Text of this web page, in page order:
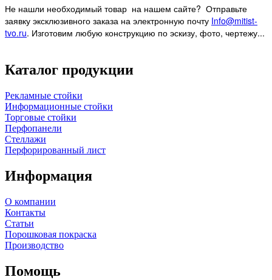
Не нашли необходимый товар на нашем сайте? Отправьте
заявку эксклюзивного заказа на электронную почту Info@mitist-
tvo.ru. Изготовим любую конструкцию по эскизу, фото, чертежу...
Каталог продукции
Рекламные стойки
Информационные стойки
Торговые стойки
Перфопанели
Стеллажи
Перфорированный лист
Информация
О компании
Контакты
Статьи
Порошковая покраска
Производство
Помощь